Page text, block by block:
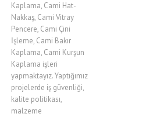
Kaplama, Cami Hat-
Nakkaş, Cami Vitray
Pencere, Cami Çini
İşleme, Cami Bakır
Kaplama, Cami Kurşun
Kaplama işleri
yapmaktayız. Yaptığımız
projelerde iş güvenliği,
kalite politikası,
malzeme